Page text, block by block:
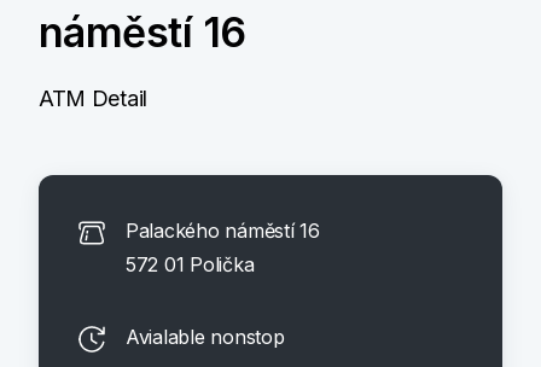
náměstí 16
ATM Detail
Palackého náměstí 16
572 01 Polička
Avialable nonstop